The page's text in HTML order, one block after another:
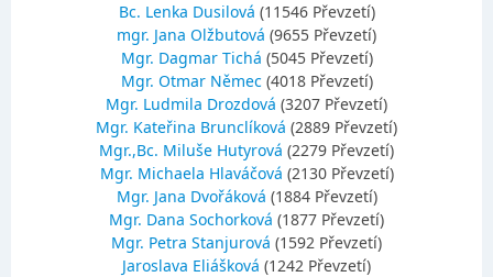
Bc. Lenka Dusilová (11546 Převzetí)
mgr. Jana Olžbutová (9655 Převzetí)
Mgr. Dagmar Tichá (5045 Převzetí)
Mgr. Otmar Němec (4018 Převzetí)
Mgr. Ludmila Drozdová (3207 Převzetí)
Mgr. Kateřina Brunclíková (2889 Převzetí)
Mgr.,Bc. Miluše Hutyrová (2279 Převzetí)
Mgr. Michaela Hlaváčová (2130 Převzetí)
Mgr. Jana Dvořáková (1884 Převzetí)
Mgr. Dana Sochorková (1877 Převzetí)
Mgr. Petra Stanjurová (1592 Převzetí)
Jaroslava Eliášková (1242 Převzetí)